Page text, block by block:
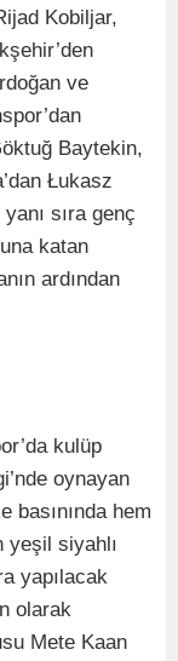
Kobiljar,
ve
Baytekin,
Łukasz
sıra genç
katan
ardından
kulüp
oynayan
basınında hem
yeşil siyahlı
yapılacak
olarak
Mete Kaan